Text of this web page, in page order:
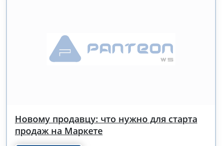
Новому продавцу: что нужно для старта
продаж на Маркете